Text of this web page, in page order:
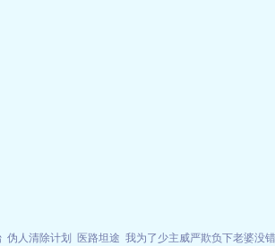
伪人清除计划 医路坦途 我为了少主威严欺负下老婆没错